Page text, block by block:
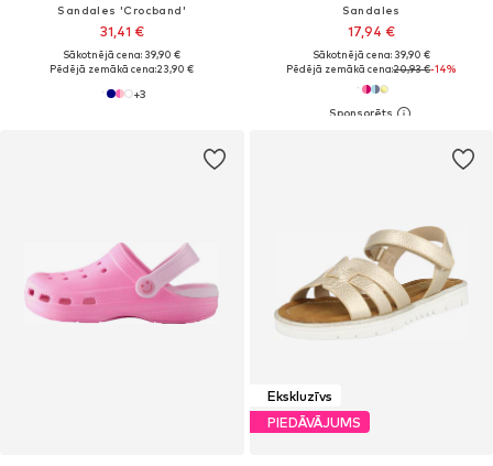
Sandales 'Crocband'
31,41 €
Sākotnējā cena: 39,90 €
Pēdējā zemākā cena:23,90 €
+3
Sandales
17,94 €
Sākotnējā cena: 39,90 €
Pēdējā zemākā cena:20,93 €-14%
Ekskluzīvs
PIEDĀVĀJUMS